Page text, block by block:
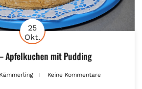
25
Okt.
Apfelkuchen mit Pudding
Keine Kommentare